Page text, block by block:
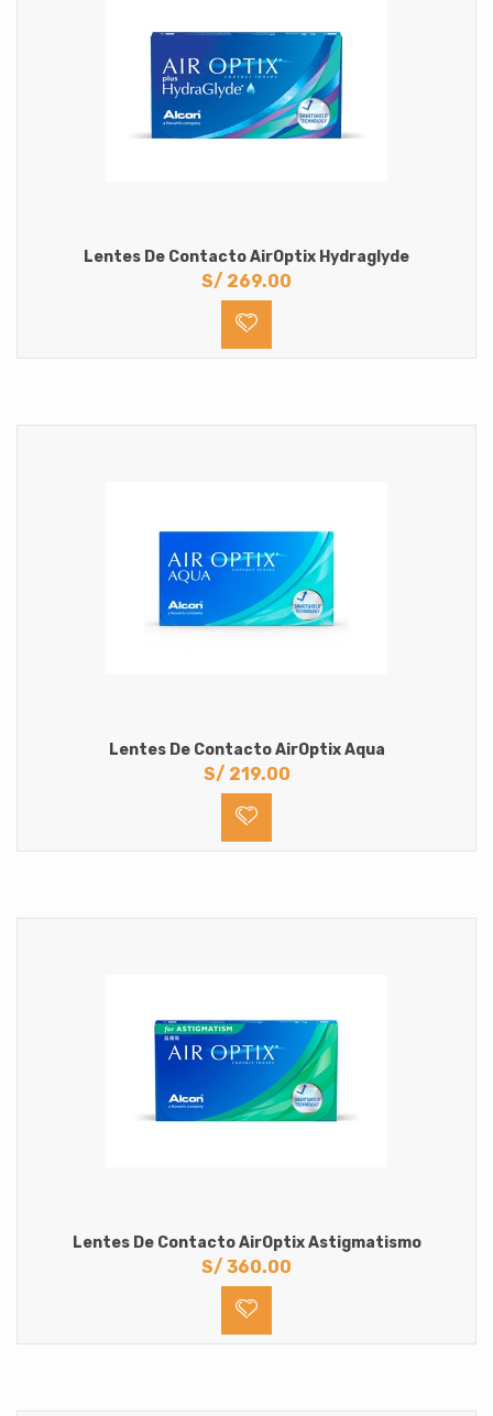
Hipermetropia
Lentes De Contacto AirOptix Hydraglyde
S/ 269.00
Lentes De Contacto AirOptix Aqua
S/ 219.00
Lentes De Contacto AirOptix Astigmatismo
S/ 360.00